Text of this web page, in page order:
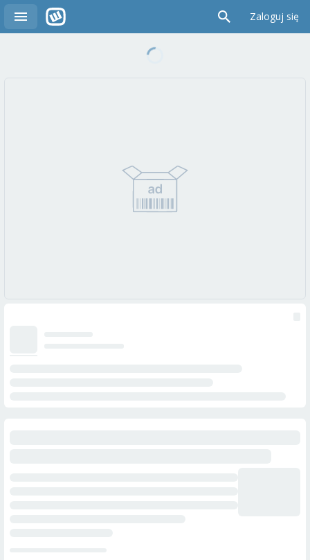
Zaloguj się